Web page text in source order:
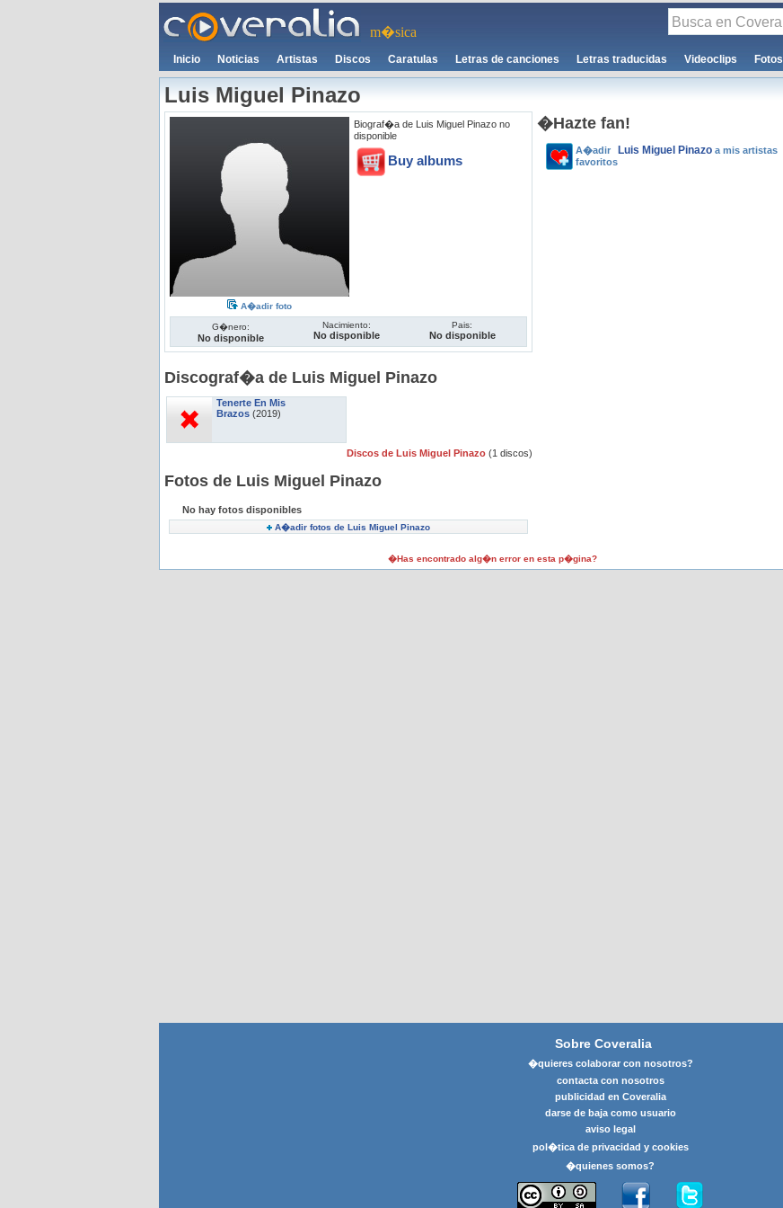
m�sica
Inicio Noticias Artistas Discos Caratulas Letras de canciones Letras traducidas Videoclips Fotos
Luis Miguel Pinazo
A�adir foto
Biograf�a de Luis Miguel Pinazo no
disponible
Buy albums
G�nero:
No disponible
Nacimiento:
No disponible
Pais:
No disponible
Discograf�a de Luis Miguel Pinazo
Tenerte En Mis
Brazos (2019)
Discos de Luis Miguel Pinazo (1 discos)
Fotos de Luis Miguel Pinazo
No hay fotos disponibles
A�adir fotos de Luis Miguel Pinazo
�Hazte fan!
A�adir Luis Miguel Pinazo a mis artistas
favoritos
�Has encontrado alg�n error en esta p�gina?
Sobre Coveralia
�quieres colaborar con nosotros?
contacta con nosotros
publicidad en Coveralia
darse de baja como usuario
aviso legal
pol�tica de privacidad y cookies
�quienes somos?